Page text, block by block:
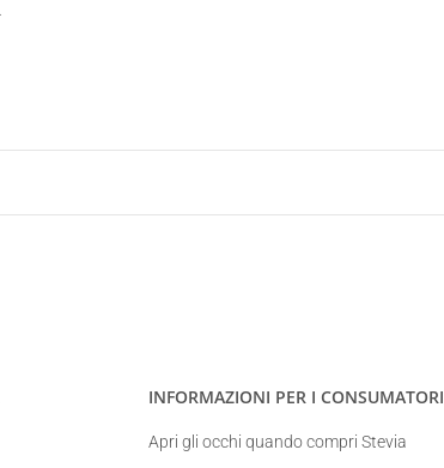
INFORMAZIONI PER I CONSUMATORI
Apri gli occhi quando compri Stevia